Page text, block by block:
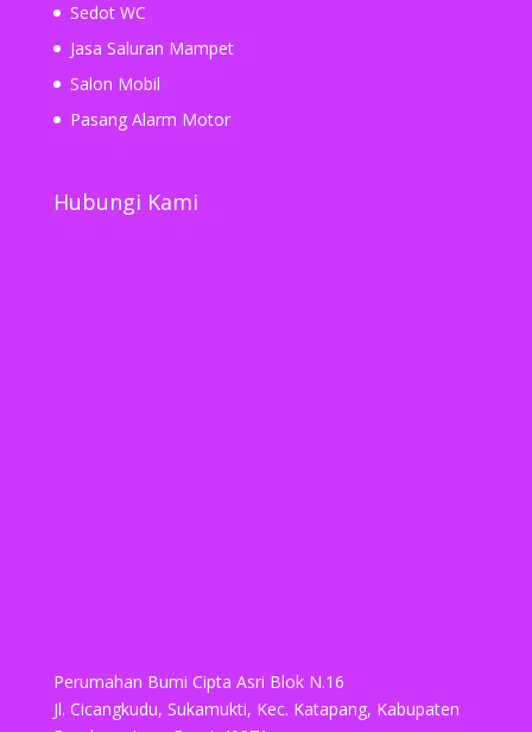
Sedot WC
Jasa Saluran Mampet
Salon Mobil
Pasang Alarm Motor
Hubungi Kami
Perumahan Bumi Cipta Asri Blok N.16
Jl. Cicangkudu, Sukamukti, Kec. Katapang, Kabupaten